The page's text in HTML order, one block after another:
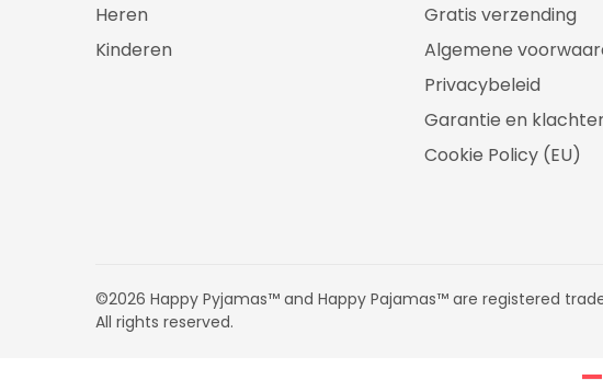
Heren
Kinderen
Gratis verzending
Algemene
Privacybeleid
Garantie en
Cookie Policy (EU)
©2026 Happy Pyjamas™ and Happy Pajamas™ are registered
All rights reserved.